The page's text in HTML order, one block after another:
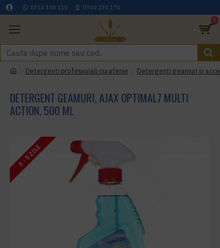
0314 100 110 0740 230 170
0
Detergenti profesionali curatenie Detergenti geamuri si
DETERGENT GEAMURI, AJAX OPTIMAL7 MULTI
ACTION, 500 ML
3 - 5 ZILE